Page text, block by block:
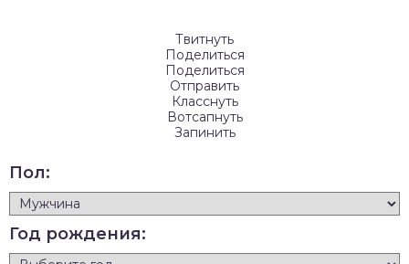
Твитнуть
Поделиться
Поделиться
Отправить
Класснуть
Вотсапнуть
Запинить
Пол:
Год рождения: